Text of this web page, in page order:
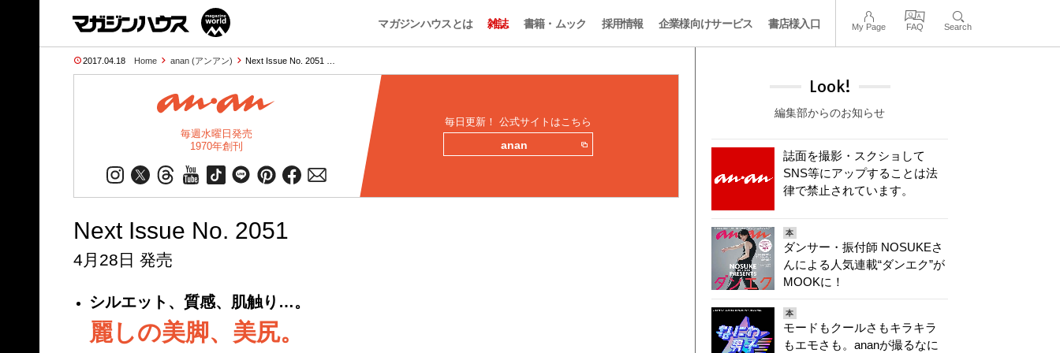
マガジンハウスとは 雑誌 書籍・ムック 採用情報 企業様向けサービス 書店様入口 My Page FAQ Search
2017.04.18 Home anan (アンアン) Next Issue No. 2051 …
毎週水曜日発売
1970年創刊
毎日更新！ 公式サイトはこちら
anan
Next Issue No. 2051
4月28日 発売
シルエット、質感、肌触り…。
麗しの美脚、美尻。
Look!
編集部からのお知らせ
誌面を撮影・スクショして
SNS等にアップすることは法
律で禁止されています。
本
ダンサー・振付師 NOSUKEさ
んによる人気連載“ダンエク”が
MOOKに！
本
モードもクールさもキラキラ
もエモさも。ananが撮るなに